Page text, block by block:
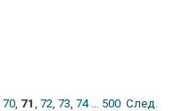
70, 71 , 72, 73, 74... 500 След.